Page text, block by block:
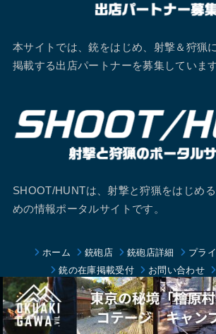
本サイトでは、銃をはじめ、射撃＆狩猟
掲載する出店パートナーを募集しています
SHOOT/HUNTは、射撃と狩猟をはじめ
めの情報ポータルサイトです。
ホーム 銃砲店 銃砲店詳細
プラ
銃の在庫掲載受付
お問い合わせ
サイトマップ
© 2026 シュートハント All Rights